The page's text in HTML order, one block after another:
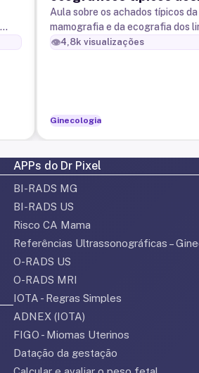
linfonodos
Aula sobre os achados típicos da
mamografia e da ecografia dos
intramamários.
👁️4,8k visualizações
Ginecologia
APPs do Dr Pixel
BI-RADS MG
BI-RADS US
Risco CA Mama
Referências Ultrassonográficas –
O-RADS US
O-RADS MRI
IOTA - Regras Simples
ADNEX (IOTA)
FIGO - Miomas Uterinos
Datação da gestação